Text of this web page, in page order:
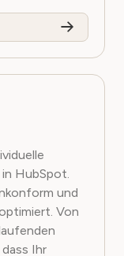
HubSpot.
und
Von
Ihr